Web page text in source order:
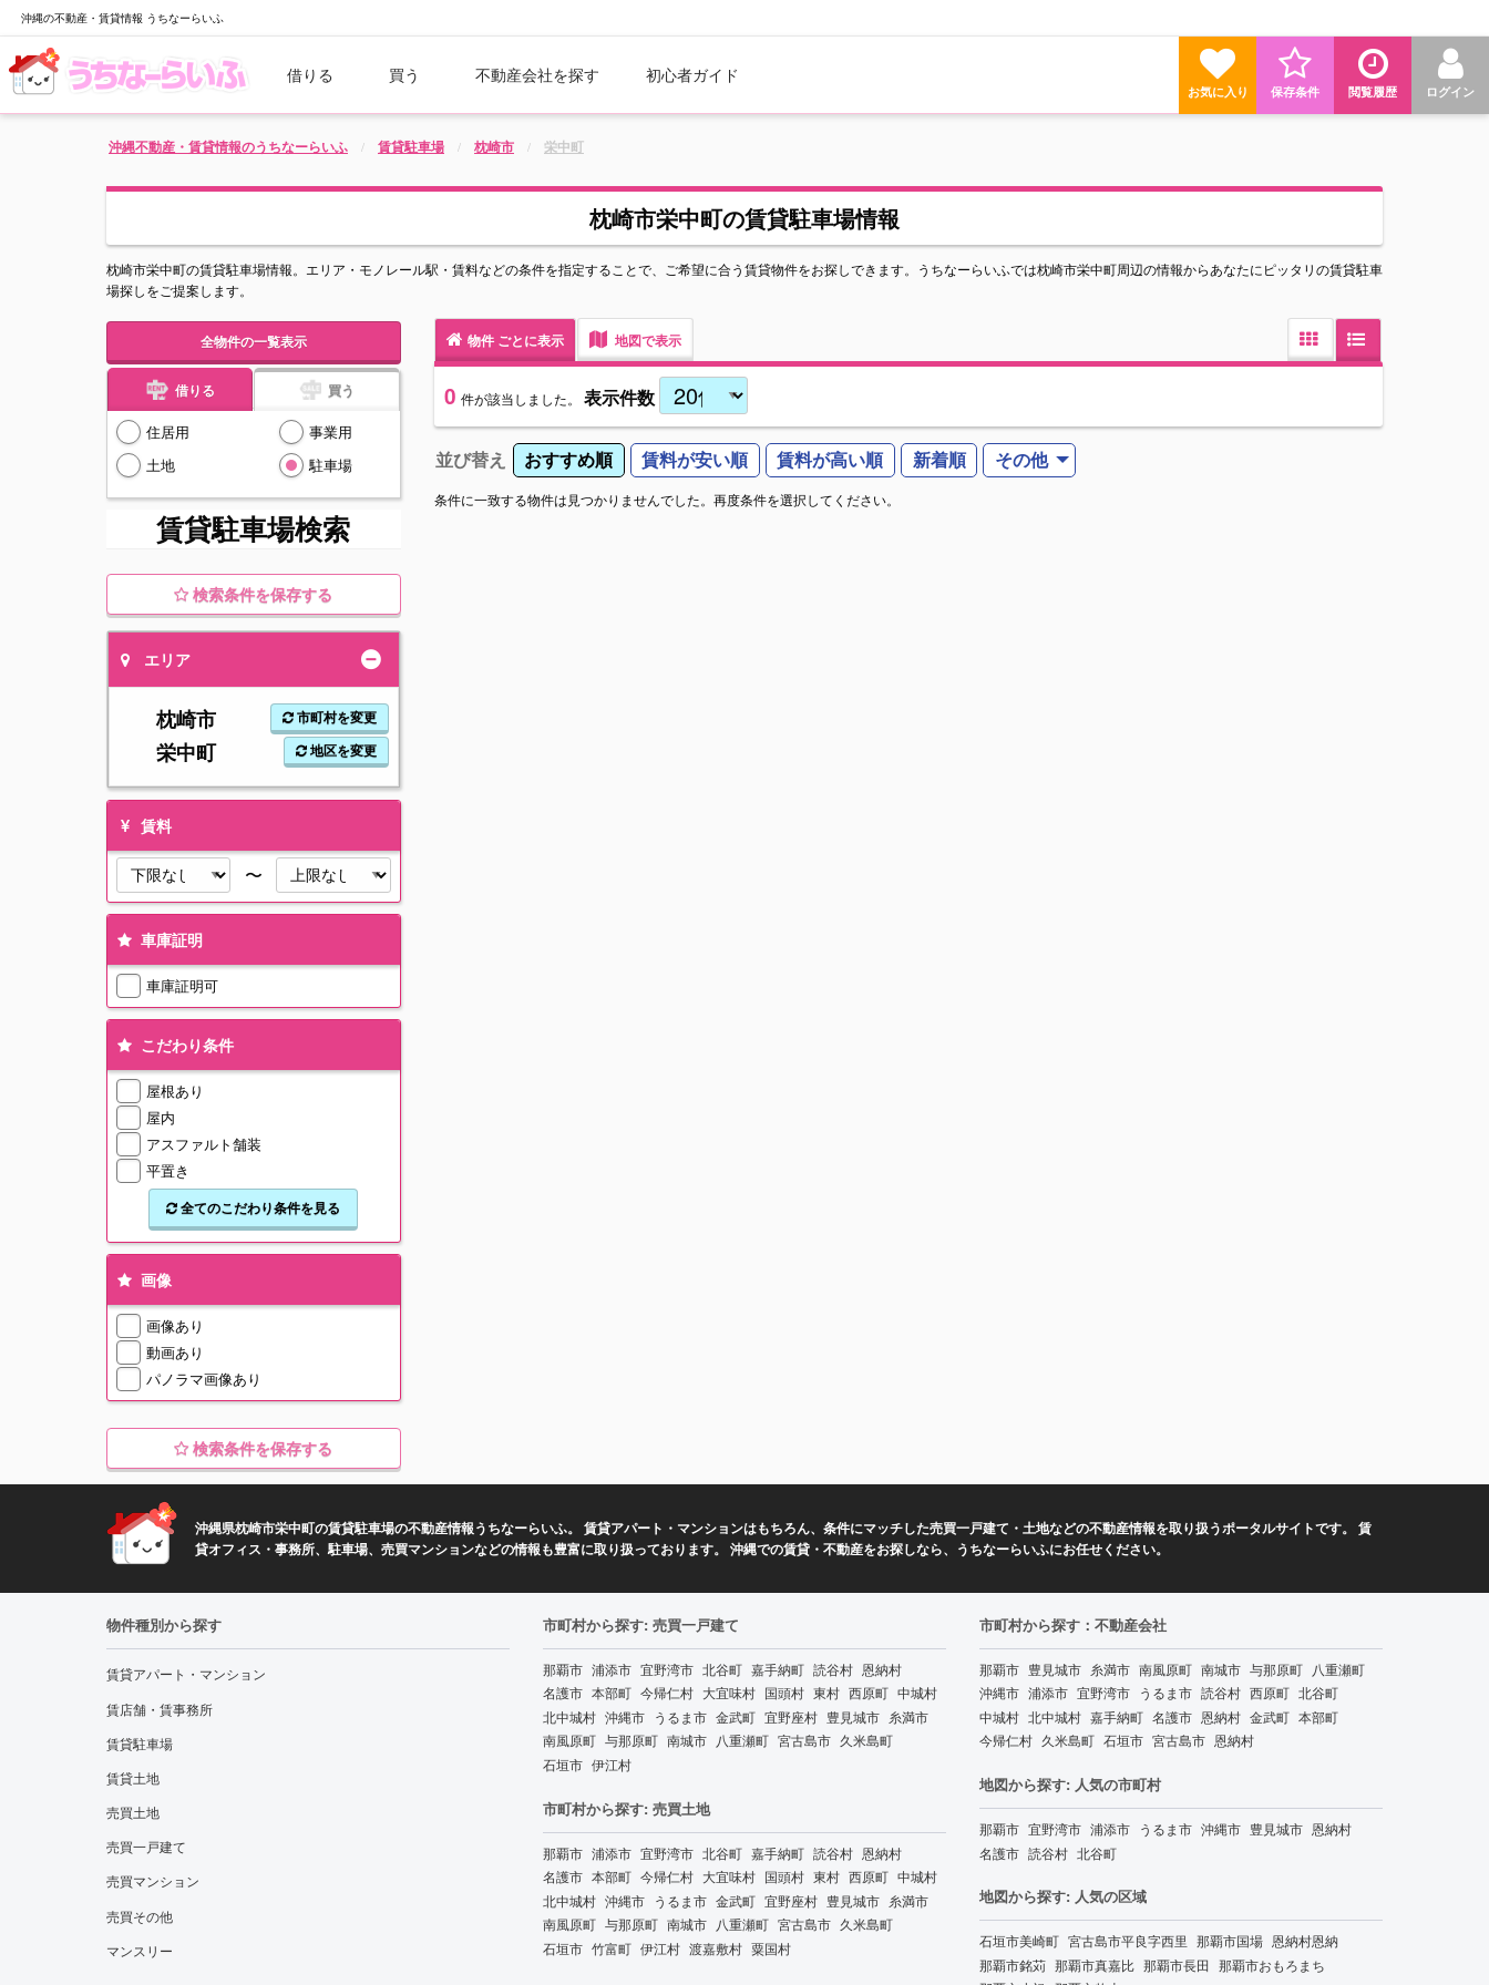
沖縄の不動産・賃貸情報 うちなーらいふ
借りる 買う 不動産会社を探す 初心者ガイド
ログイン
閲覧履歴
保存条件
お気に入り
沖縄不動産・賃貸情報のうちなーらいふ 賃貸駐車場 枕崎市 栄中町
枕崎市栄中町の賃貸駐車場情報
枕崎市栄中町の賃貸駐車場情報。エリア・モノレール駅・賃料などの条件を指定することで、ご希望に合う賃貸物件をお探しできます。うちなーらいふでは枕崎市栄中町周辺の情報からあなたにピッタリの賃貸駐車
場探しをご提案します。
全物件の一覧表示
借りる 買う
住居用
事業用
土地
駐車場
賃貸駐車場検索
検索条件を保存する
エリア
枕崎市 市町村を変更
栄中町 地区を変更
賃料
〜
車庫証明
車庫証明可
こだわり条件
屋根あり
屋内
アスファルト舗装
平置き
全てのこだわり条件を見る
画像
画像あり
動画あり
パノラマ画像あり
検索条件を保存する
物件ごとに表示 地図で表示
0 件が該当しました。 表示件数
並び替え おすすめ順 賃料が安い順 賃料が高い順 新着順 その他
条件に一致する物件は見つかりませんでした。再度条件を選択してください。
沖縄県枕崎市栄中町の賃貸駐車場の不動産情報うちなーらいふ。 賃貸アパート・マンションはもちろん、条件にマッチした売買一戸建て・土地などの不動産情報を取り扱うポータルサイトです。 賃
貸オフィス・事務所、駐車場、売買マンションなどの情報も豊富に取り扱っております。 沖縄での賃貸・不動産をお探しなら、うちなーらいふにお任せください。
物件種別から探す
賃貸アパート・マンション
賃店舗・賃事務所
賃貸駐車場
賃貸土地
売買土地
売買一戸建て
売買マンション
売買その他
マンスリー
市町村から探す: 売買一戸建て
那覇市 浦添市 宜野湾市 北谷町 嘉手納町 読谷村 恩納村
名護市 本部町 今帰仁村 大宜味村 国頭村 東村 西原町 中城村
北中城村 沖縄市 うるま市 金武町 宜野座村 豊見城市 糸満市
南風原町 与那原町 南城市 八重瀬町 宮古島市 久米島町
石垣市 伊江村
市町村から探す: 売買土地
那覇市 浦添市 宜野湾市 北谷町 嘉手納町 読谷村 恩納村
名護市 本部町 今帰仁村 大宜味村 国頭村 東村 西原町 中城村
北中城村 沖縄市 うるま市 金武町 宜野座村 豊見城市 糸満市
南風原町 与那原町 南城市 八重瀬町 宮古島市 久米島町
石垣市 竹富町 伊江村 渡嘉敷村 粟国村
市町村から探す：不動産会社
那覇市 豊見城市 糸満市 南風原町 南城市 与那原町 八重瀬町
沖縄市 浦添市 宜野湾市 うるま市 読谷村 西原町 北谷町
中城村 北中城村 嘉手納町 名護市 恩納村 金武町 本部町
今帰仁村 久米島町 石垣市 宮古島市 恩納村
地図から探す: 人気の市町村
那覇市 宜野湾市 浦添市 うるま市 沖縄市 豊見城市 恩納村
名護市 読谷村 北谷町
地図から探す: 人気の区域
石垣市美崎町 宮古島市平良字西里 那覇市国場 恩納村恩納
那覇市銘苅 那覇市真嘉比 那覇市長田 那覇市おもろまち